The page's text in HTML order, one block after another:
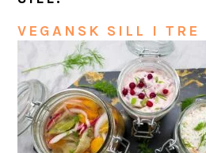
VEGANSK SILL I TRE